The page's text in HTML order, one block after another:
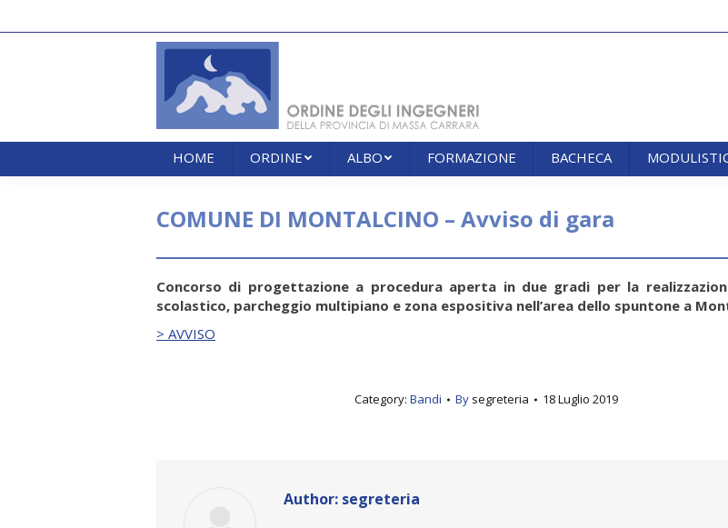
HOME ORDINE ALBO FORMAZIONE BACHECA
COMUNE DI MONTALCINO – Avviso di gara
Concorso di progettazione a procedura aperta in due gradi per la
scolastico, parcheggio multipiano e zona espositiva nell’area dello spuntone a
> AVVISO
Category: Bandi By segreteria 18 Luglio 2019
Author: segreteria